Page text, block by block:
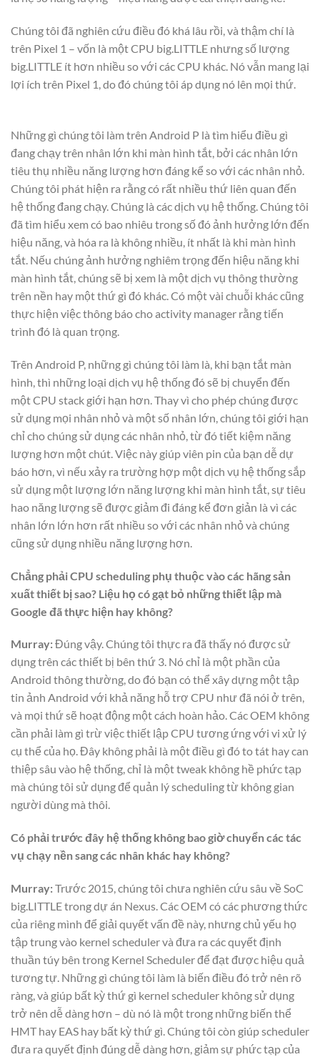
Chúng tôi đã nghiên cứu điều đó khá lâu rồi, và thậm chí là
trên Pixel 1 – vốn là một CPU big.LITTLE nhưng số lượng
big.LITTLE ít hơn nhiều so với các CPU khác. Nó vẫn mang lại
lợi ích trên Pixel 1, do đó chúng tôi áp dụng nó lên mọi thứ.
Những gì chúng tôi làm trên Android P là tìm hiểu điều gì
đang chạy trên nhân lớn khi màn hình tắt, bởi các nhân lớn
tiêu thụ nhiều năng lượng hơn đáng kể so với các nhân nhỏ.
Chúng tôi phát hiện ra rằng có rất nhiều thứ liên quan đến
hệ thống đang chạy. Chúng là các dịch vụ hệ thống. Chúng tôi
đã tìm hiểu xem có bao nhiêu trong số đó ảnh hưởng lớn đến
hiệu năng, và hóa ra là không nhiều, ít nhất là khi màn hình
tắt. Nếu chúng ảnh hưởng nghiêm trọng đến hiệu năng khi
màn hình tắt, chúng sẽ bị xem là một dịch vụ thông thường
trên nền hay một thứ gì đó khác. Có một vài chuỗi khác cũng
thực hiện việc thông báo cho activity manager rằng tiến
trình đó là quan trọng.
Trên Android P, những gì chúng tôi làm là, khi bạn tắt màn
hình, thì những loại dịch vụ hệ thống đó sẽ bị chuyển đến
một CPU stack giới hạn hơn. Thay vì cho phép chúng được
sử dụng mọi nhân nhỏ và một số nhân lớn, chúng tôi giới hạn
chỉ cho chúng sử dụng các nhân nhỏ, từ đó tiết kiệm năng
lượng hơn một chút. Việc này giúp viên pin của bạn dễ dự
báo hơn, vì nếu xảy ra trường hợp một dịch vụ hệ thống sắp
sử dụng một lượng lớn năng lượng khi màn hình tắt, sự tiêu
hao năng lượng sẽ được giảm đi đáng kể đơn giản là vì các
nhân lớn lớn hơn rất nhiều so với các nhân nhỏ và chúng
cũng sử dụng nhiều năng lượng hơn.
Chẳng phải CPU scheduling phụ thuộc vào các hãng sản
xuất thiết bị sao? Liệu họ có gạt bỏ những thiết lập mà
Google đã thực hiện hay không?
Murray:Đúng vậy. Chúng tôi thực ra đã thấy nó được sử
dụng trên các thiết bị bên thứ 3. Nó chỉ là một phần của
Android thông thường, do đó bạn có thể xây dựng một tập
tin ảnh Android với khả năng hỗ trợ CPU như đã nói ở trên,
và mọi thứ sẽ hoạt động một cách hoàn hảo. Các OEM không
cần phải làm gì trừ việc thiết lập CPU tương ứng với vi xử lý
cụ thể của họ. Đây không phải là một điều gì đó to tát hay can
thiệp sâu vào hệ thống, chỉ là một tweak không hề phức tạp
mà chúng tôi sử dụng để quản lý scheduling từ không gian
người dùng mà thôi.
Có phải trước đây hệ thống không bao giờ chuyển các tác
vụ chạy nền sang các nhân khác hay không?
Murray:Trước 2015, chúng tôi chưa nghiên cứu sâu về SoC
big.LITTLE trong dự án Nexus. Các OEM có các phương thức
của riêng mình để giải quyết vấn đề này, nhưng chủ yếu họ
tập trung vào kernel scheduler và đưa ra các quyết định
thuần túy bên trong Kernel Scheduler để đạt được hiệu quả
tương tự. Những gì chúng tôi làm là biến điều đó trở nên rõ
ràng, và giúp bất kỳ thứ gì kernel scheduler không sử dụng
trở nên dễ dàng hơn – dù nó là một trong những biến thể
HMT hay EAS hay bất kỳ thứ gì. Chúng tôi còn giúp scheduler
đưa ra quyết định đúng dễ dàng hơn, giảm sự phức tạp của